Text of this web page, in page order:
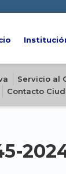
Servicio al
Contacto